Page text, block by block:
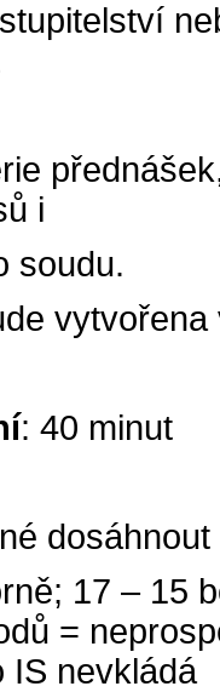
nebo
i
soudu.
vytvořena
: 40 minut
17 – 15
=
IS nevkládá